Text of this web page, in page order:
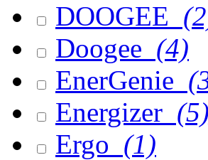
DOOGEE
Doogee (4)
EnerGenie
Energizer (5)
Ergo (1)